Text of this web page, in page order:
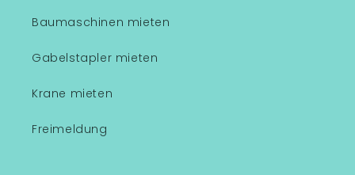
Baumaschinen mieten
Gabelstapler mieten
Krane mieten
Freimeldung